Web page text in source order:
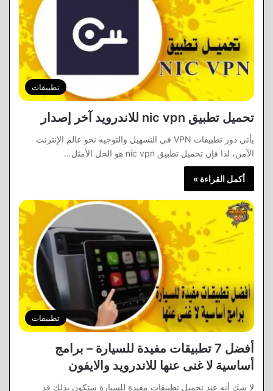
تطبيقات
تحميل تطبيق nic vpn للاندرويد آخر إصدار
يأتي دور تطبيقات VPN في التسهيل والتوجيه نحو عالم الإنترنت
الآمن، لذا فإن تحميل تطبيق nic vpn هو الحل الأمثل…
أكمل القراءة »
تطبيقات
أفضل 7 تطبيقات مفيدة للسيارة – برامج
أساسية لا غنى عنها للاندرويد والايفون
لا شك أنه عند تحميل تطبيقات مفيدة للسيارة ستكون بذلك قد